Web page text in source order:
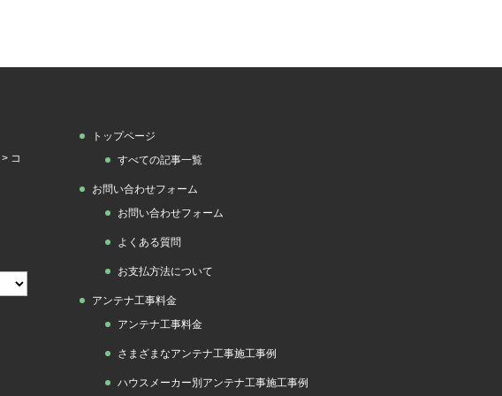
> コ
トップページ
すべての記事一覧
お問い合わせフォーム
お問い合わせフォーム
よくある質問
お支払方法について
アンテナ工事料金
アンテナ工事料金
さまざまなアンテナ工事施工事例
ハウスメーカー別アンテナ工事施工事例